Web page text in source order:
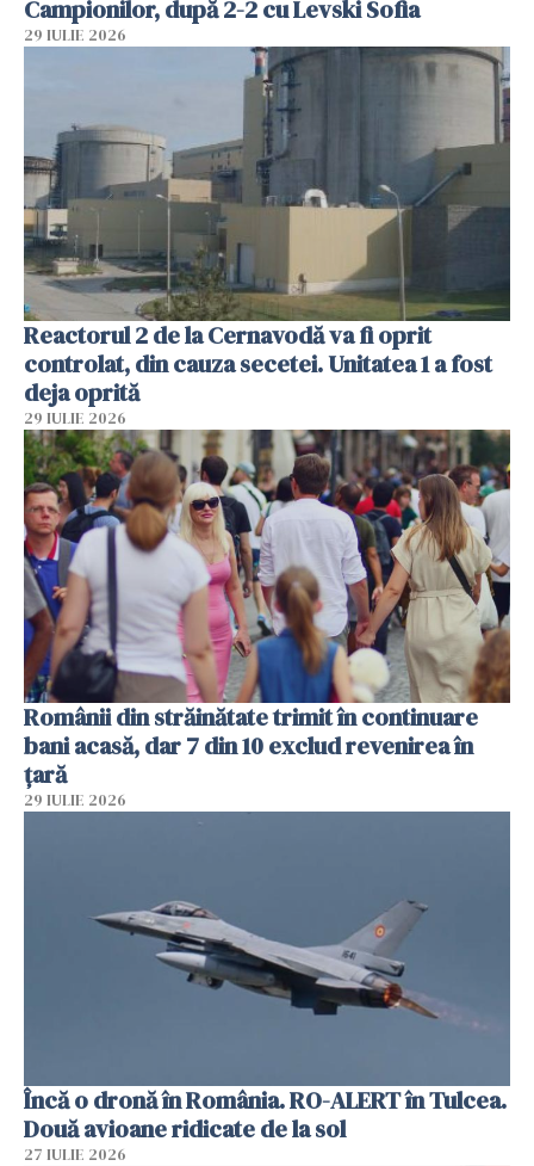
Campionilor, după 2-2 cu Levski Sofia
29 IULIE 2026
Reactorul 2 de la Cernavodă va fi oprit
controlat, din cauza secetei. Unitatea 1 a fost
deja oprită
29 IULIE 2026
Românii din străinătate trimit în continuare
bani acasă, dar 7 din 10 exclud revenirea în
țară
29 IULIE 2026
Încă o dronă în România. RO-ALERT în Tulcea.
Două avioane ridicate de la sol
27 IULIE 2026